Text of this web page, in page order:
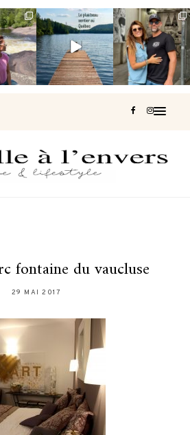
Et si je te disais
qu’il existe un
sentier où tu...
129 37
Montréal, une
très belle
surprise 🇨🇦
454
fontaine du vaucluse
29 MAI 2017